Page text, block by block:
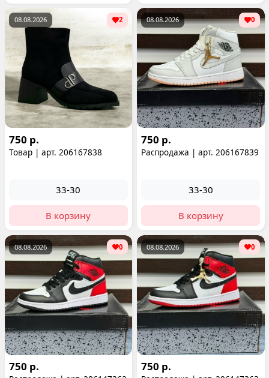
08.08.2026 2
750 р.
Товар | арт. 206167838
33-30
В корзину
08.08.2026 0
750 р.
Распродажа | арт. 206167839
33-30
В корзину
08.08.2026 0
750 р.
08.08.2026 0
750 р.